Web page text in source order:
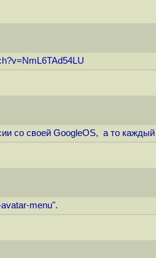
со своей GoogleOS, а то каждый
menu".